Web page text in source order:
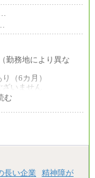
年新卒募集終了
円
勤務地により異な
（6カ月）
いません
勤務地により異な
（6か月）
む
長い企業
精神障が